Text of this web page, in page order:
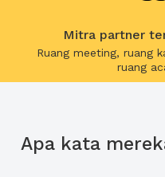
Mitra partner
Ruang meeting, ruang
ruang
Apa kata